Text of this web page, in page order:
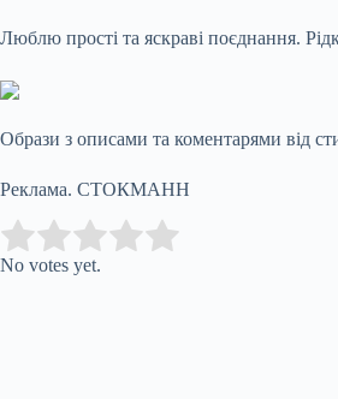
Люблю прості та яскраві поєднання.
Образи з описами та коментарями від
Реклама. СТОКМАНН
Rate this item:
No votes yet.